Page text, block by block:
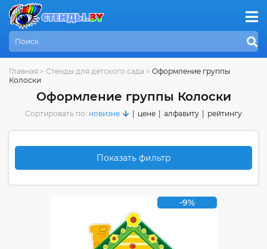
Главная > Стенды для детского сада > Оформление группы
Колоски
Оформление группы Колоски
Сортировать по: новизне цене алфавиту рейтингу
Показать фильтр
-9%